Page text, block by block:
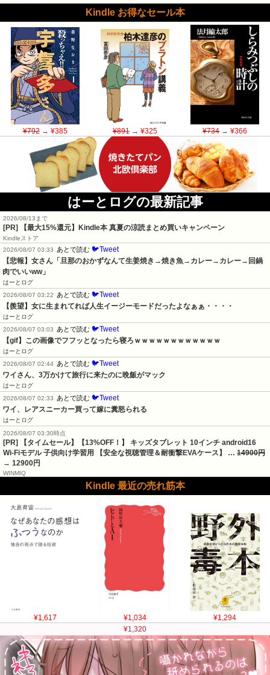
Kindle お得なセール本
¥792→ ¥385 ¥891→ ¥325 ¥734→ ¥366
はーとログの最新記事
2026/08/13まで
[PR] 【最大15%還元】Kindle本 真夏の涼読まとめ買いキャンペーン
Kindleストア
2026/08/07 03:33 あとで読む 🐦Tweet
【悲報】女さん「旦那のおかずなんて生姜焼き→焼き魚→カレー→カレー→回鍋
肉でいいww」
はーとログ
2026/08/07 03:22 あとで読む 🐦Tweet
【羨望】女に生まれてれば人生イージーモードだったよなぁぁ・・・・
はーとログ
2026/08/07 03:03 あとで読む 🐦Tweet
【gif】この画像でフフッとなったら寝ろｗｗｗｗｗｗｗｗｗｗｗｗ
はーとログ
2026/08/07 02:44 あとで読む 🐦Tweet
ワイさん、3万かけて旅行に来たのに晩飯がマック
はーとログ
2026/08/07 02:33 あとで読む 🐦Tweet
ワイ、レアスニーカー買って嫁に糞怒られる
はーとログ
2026/08/07 03:30時点
[PR] 【タイムセール】【13%OFF！】 キッズタブレット 10インチ android16
Wi-Fiモデル 子供向け学習用 【安全な視聴管理＆耐衝撃EVAケース】 … 14900円
→ 12900円
WINMIQ
Kindle 最近の売れ筋本
¥1,617 ¥1,034
¥1,294
¥1,320